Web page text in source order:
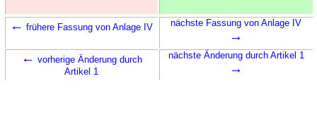
← frühere Fassung von Anlage IV nächste Fassung von Anlage IV
→
← vorherige Änderung durch
Artikel 1
nächste Änderung durch Artikel 1
→